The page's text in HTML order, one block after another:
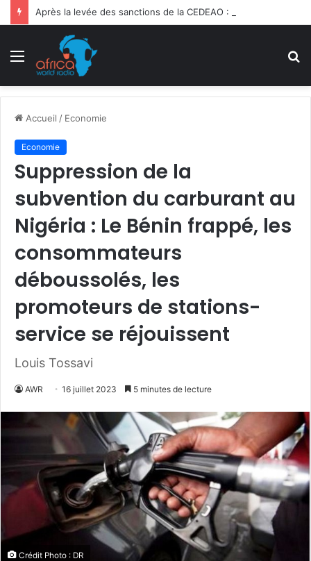
Menu
Accueil / Economie
Economie
Suppression de la
subvention du carburant au
Nigéria : Le Bénin frappé, les
consommateurs
déboussolés, les
promoteurs de stations-
service se réjouissent
Louis Tossavi
AWR 16 juillet 2023 5 minutes de lecture
Crédit Photo : DR